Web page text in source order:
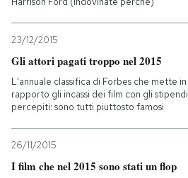
23/12/2015
Gli attori pagati troppo nel 2015
L'annuale classifica di Forbes che mette in
rapporto gli incassi dei film con gli stipendi
percepiti: sono tutti piuttosto famosi
26/11/2015
I film che nel 2015 sono stati un flop